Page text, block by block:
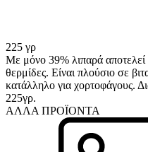
225 γρ
Με μόνο 39% λιπαρά αποτελεί
θερμίδες. Είναι πλούσιο σε
κατάλληλο για χορτοφάγους.
225γρ.
ΑΛΛΑ ΠΡΟΪΟΝΤΑ